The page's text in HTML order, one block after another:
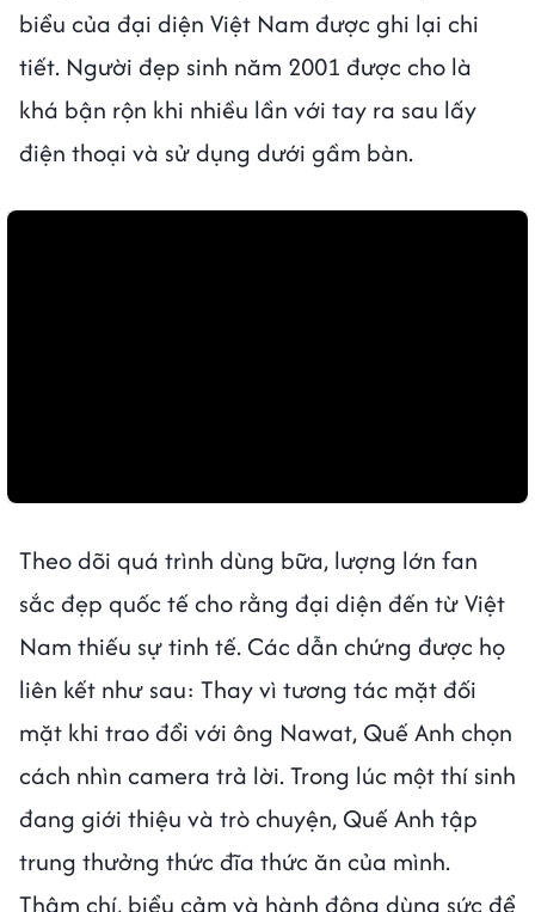
biểu của đại diện Việt Nam được ghi lại chi
tiết. Người đẹp sinh năm 2001 được cho là
khá bận rộn khi nhiều lần với tay ra sau lấy
điện thoại và sử dụng dưới gầm bàn.
Theo dõi quá trình dùng bữa, lượng lớn fan
sắc đẹp quốc tế cho rằng đại diện đến từ Việt
Nam thiếu sự tinh tế. Các dẫn chứng được họ
liên kết như sau: Thay vì tương tác mặt đối
mặt khi trao đổi với ông Nawat, Quế Anh chọn
cách nhìn camera trả lời. Trong lúc một thí sinh
đang giới thiệu và trò chuyện, Quế Anh tập
trung thưởng thức đĩa thức ăn của mình.
Thậm chí, biểu cảm và hành động dùng sức để